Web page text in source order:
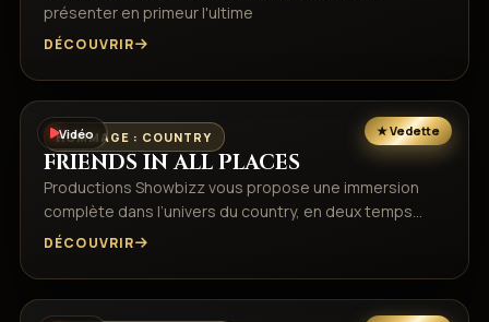
présenter en primeur l'ultime
DÉCOUVRIR
Vidéo
HOMMAGE : COUNTRY
FRIENDS IN ALL PLACES
Productions Showbizz vous propose une immersion
complète dans l’univers du country, en deux temps…
DÉCOUVRIR